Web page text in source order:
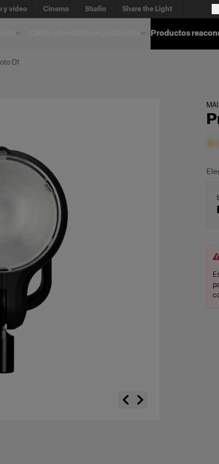
y vídeo Cinema Studio Share the Light
Productos
D1